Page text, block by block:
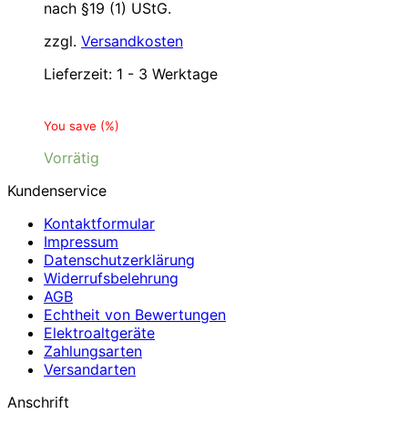
nach §19 (1) UStG.
zzgl. Versandkosten
Lieferzeit: 1 - 3 Werktage
You save (%)
Vorrätig
Kundenservice
Kontaktformular
Impressum
Datenschutzerklärung
Widerrufsbelehrung
AGB
Echtheit von Bewertungen
Elektroaltgeräte
Zahlungsarten
Versandarten
Anschrift